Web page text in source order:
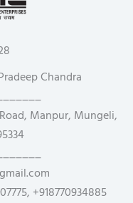
Chandra
Manpur, Mungeli,
+918770934885